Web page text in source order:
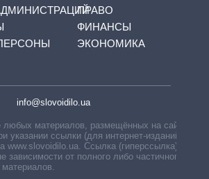
ПРАВО
ФИНАНСЫ
ЭКОНОМИКА
info@slovoidilo.ua
любых материалов, размещённых на сайте,
указании ссылки (для интернет-изданий —
www.slovoidilo.ua. Ссылка (гиперссылка)
зависимости от полного либо частичного
материалов.